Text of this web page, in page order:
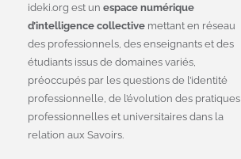
ideki.org est un espace numérique
d’intelligence collective mettant en réseau
des professionnels, des enseignants et des
étudiants issus de domaines variés,
préoccupés par les questions de l’identité
professionnelle, de l’évolution des pratiques
professionnelles et universitaires dans la
relation aux Savoirs.